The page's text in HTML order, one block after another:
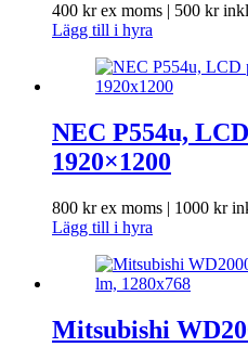
400 krex moms | 500 krinkl
Lägg till i hyra
NEC P554u,
1920×1200
800 krex moms | 1000 kr
Lägg till i hyra
Mitsubishi